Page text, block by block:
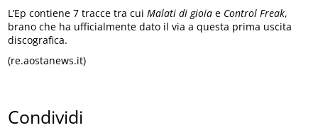
L’Ep contiene 7 tracce tra cuiMalati di gioia e Control Freak,
brano che ha ufficialmente dato il via a questa prima uscita
discografica.
(re.aostanews.it)
Condividi